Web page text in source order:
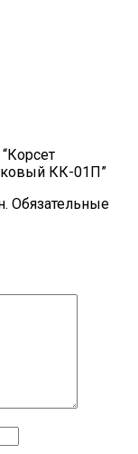
КК-01П”
Обязательные